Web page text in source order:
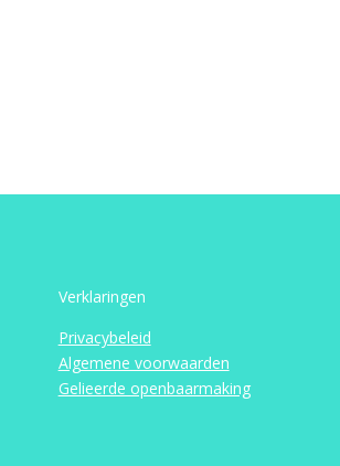
Verklaringen
Privacybeleid
Algemene voorwaarden
Gelieerde openbaarmaking